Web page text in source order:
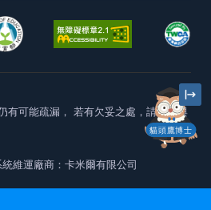
貓頭鷹博士
有可能疏漏， 若有欠妥之處，請隨時與
統維運廠商：卡米爾有限公司